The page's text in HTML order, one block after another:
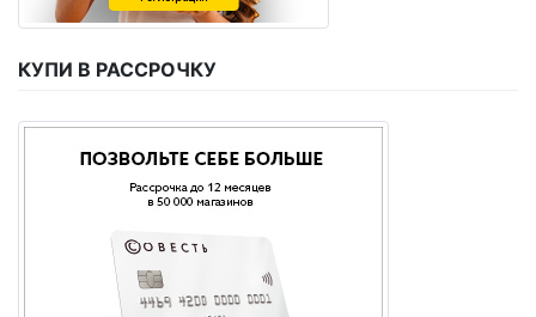
КУПИ В РАССРОЧКУ